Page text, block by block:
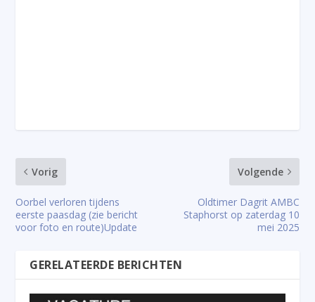
Vorig
Oorbel verloren tijdens
eerste paasdag (zie bericht
voor foto en route)Update
Volgende
Oldtimer Dagrit AMBC
Staphorst op zaterdag 10
mei 2025
GERELATEERDE BERICHTEN